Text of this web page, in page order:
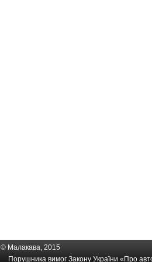
© Малакава, 2015
Порушника вимог Закону України « Про